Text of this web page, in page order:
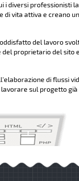
i diversi professionisti
di vita attiva e creano
del lavoro
proprietario del sito
di flussi
sul progetto